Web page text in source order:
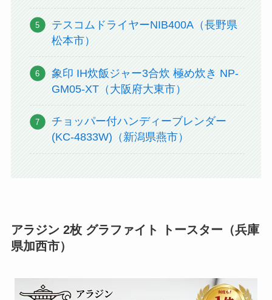
テスコムドライヤーNIB400A（長野県
松本市）
象印 IH炊飯ジャー3合炊 極め炊き NP-
GM05-XT（大阪府大東市）
チョッパー付ハンディーブレンダー
(KC-4833W)（新潟県燕市）
アラジン 2枚 グラファイト トースター（兵庫
県加西市）